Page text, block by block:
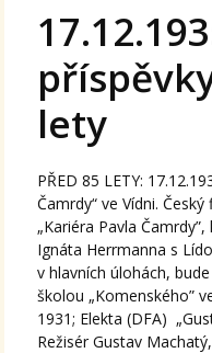
lety
PŘED 85 LETY:
Čamrdy“ ve Vídni.
„Kariéra Pavla
Ignáta Herrmanna s
v hlavních úlohách,
školou „Komenského”
1931; Elekta (DFA)
Režisér Gustav